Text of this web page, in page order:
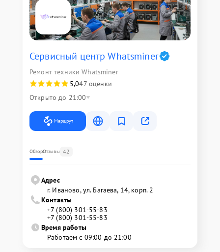
Сервисный центр Whatsminer
Ремонт техники Whatsminer
5,047 оценки
Открыто до 21:00
Маршрут
ОбзорОтзывы 42
Адрес
г. Иваново, ул. Багаева, 14, корп. 2
Контакты
+7 (800) 301-55-83
+7 (800) 301-55-83
Время работы
Работаем с 09:00 до 21:00